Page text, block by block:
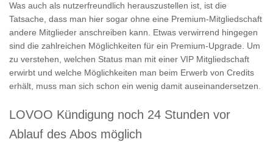
Was auch als nutzerfreundlich herauszustellen ist, ist die
Tatsache, dass man hier sogar ohne eine Premium-Mitgliedschaft
andere Mitglieder anschreiben kann. Etwas verwirrend hingegen
sind die zahlreichen Möglichkeiten für ein Premium-Upgrade. Um
zu verstehen, welchen Status man mit einer VIP Mitgliedschaft
erwirbt und welche Möglichkeiten man beim Erwerb von Credits
erhält, muss man sich schon ein wenig damit auseinandersetzen.
LOVOO Kündigung noch 24 Stunden vor
Ablauf des Abos möglich